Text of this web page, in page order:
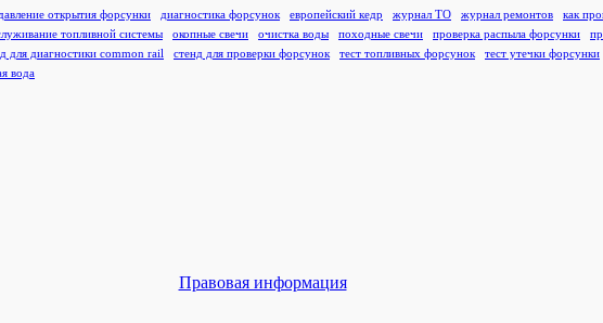
давление открытия форсунки диагностика форсунок европейский кедр журнал ТО журнал ремонтов как
топливной системы окопные свечи очистка воды походные свечи проверка распыла форсунки
для диагностики common rail стенд для проверки форсунок тест топливных форсунок тест утечки форсунки
вода
Правовая информация